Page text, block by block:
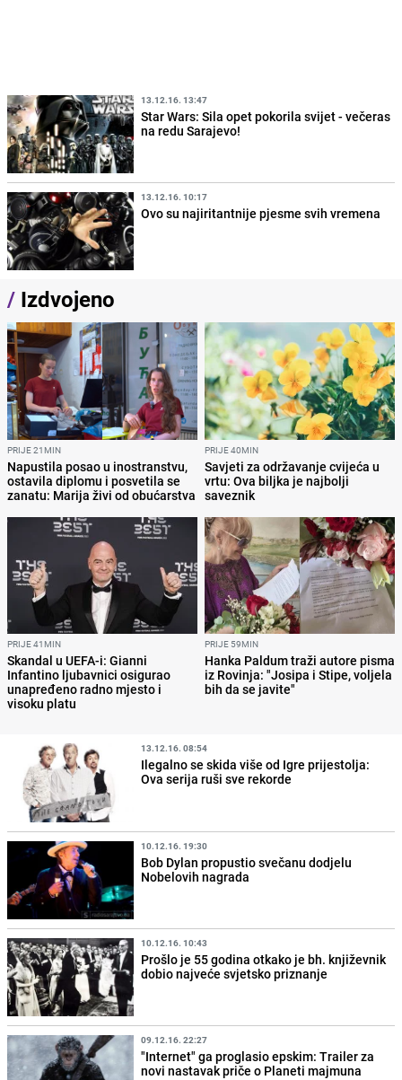
13.12.16. 13:47
Star Wars: Sila opet pokorila svijet - večeras
na redu Sarajevo!
13.12.16. 10:17
Ovo su najiritantnije pjesme svih vremena
/ Izdvojeno
PRIJE 21MIN
Napustila posao u inostranstvu,
ostavila diplomu i posvetila se
zanatu: Marija živi od obućarstva
PRIJE 40MIN
Savjeti za održavanje cvijeća u
vrtu: Ova biljka je najbolji
saveznik
PRIJE 41MIN
Skandal u UEFA-i: Gianni
Infantino ljubavnici osigurao
unapređeno radno mjesto i
visoku platu
PRIJE 59MIN
Hanka Paldum traži autore pisma
iz Rovinja: "Josipa i Stipe, voljela
bih da se javite"
13.12.16. 08:54
Ilegalno se skida više od Igre prijestolja:
Ova serija ruši sve rekorde
10.12.16. 19:30
Bob Dylan propustio svečanu dodjelu
Nobelovih nagrada
10.12.16. 10:43
Prošlo je 55 godina otkako je bh. književnik
dobio najveće svjetsko priznanje
09.12.16. 22:27
"Internet" ga proglasio epskim: Trailer za
novi nastavak priče o Planeti majmuna